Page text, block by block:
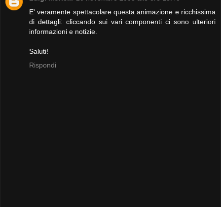
E' veramente spettacolare questa animazione e ricchissima
di dettagli: cliccando sui vari componenti ci sono ulteriori
informazioni e notizie.
Saluti!
Rispondi